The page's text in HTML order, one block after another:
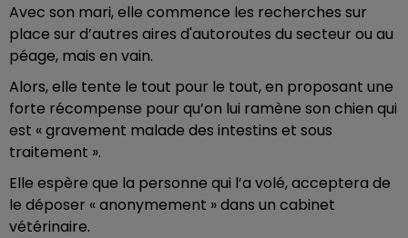
Avec son mari, elle commence les recherches sur
place sur d’autres aires d'autoroutes du secteur ou au
péage, mais en vain.
Alors, elle tente le tout pour le tout, en proposant une
forte récompense pour qu’on lui ramène son chien qui
est « gravement malade des intestins et sous
traitement ».
Elle espère que la personne qui l’a volé, acceptera de
le déposer « anonymement » dans un cabinet
vétérinaire.